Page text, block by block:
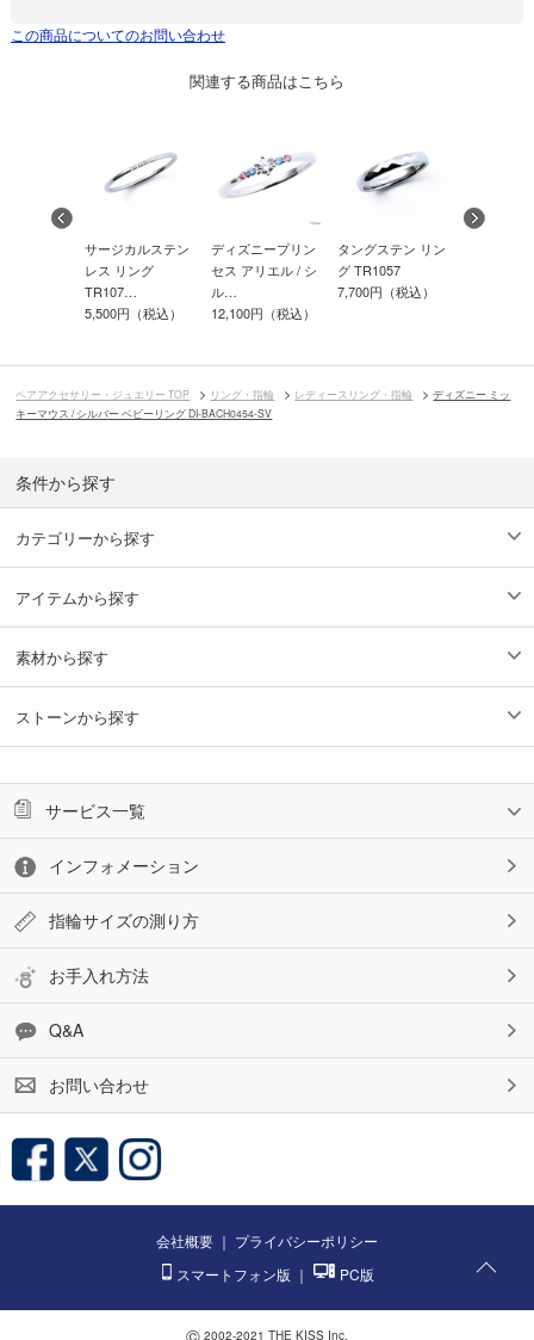
この商品についてのお問い合わせ
関連する商品はこちら
サージカルステン
レス リング
TR107…
5,500円（税込）
ディズニープリン
セス アリエル / シ
ル…
12,100円（税込）
タングステン リン
グ TR1057
7,700円（税込）
ペアアクセサリー・ジュエリー TOP リング・指輪 レディースリング・指輪
ディズニー ミッ
キーマウス / シルバー ベビーリング DI-BACH0454-SV
条件から探す
カテゴリーから探す
アイテムから探す
素材から探す
ストーンから探す
サービス一覧
インフォメーション
指輪サイズの測り方
お手入れ方法
Q&A
お問い合わせ
会社概要 ｜ プライバシーポリシー
スマートフォン版 ｜ PC版
2002-2021 THE KISS Inc.